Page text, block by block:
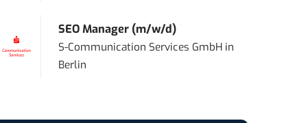
SEO Manager (m/w/d)
S-Communication Services GmbH in
Berlin